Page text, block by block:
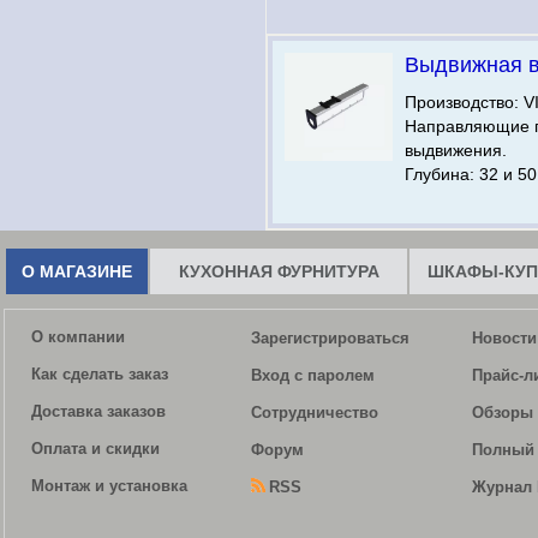
Выдвижная
Производство:
Направляющие
выдвижения.
Глубина: 32 и
О МАГАЗИНЕ КУХОННАЯ ФУРНИТУРА ШКАФЫ-
О компании
Как сделать заказ
Доставка заказов
Оплата и скидки
Монтаж и установка
Зарегистрироваться
Вход с паролем
Сотрудничество
Форум
RSS
Новости
Прайс-
Обзоры
Полный
Журнал